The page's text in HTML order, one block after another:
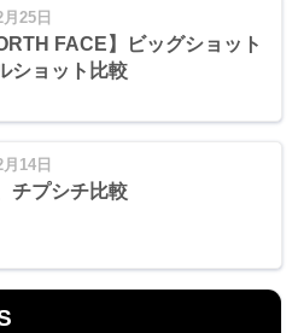
25日
FACE】ビッグショット
ショット比較
14日
チプシチ比較